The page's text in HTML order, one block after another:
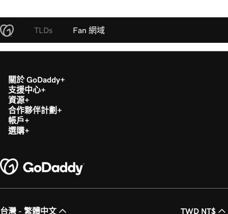
TLDs Fan 網域
關於 GoDaddy
支援中心
資源
合作夥伴計劃
帳戶
選購
台灣 - 繁體中文 TWD NT$